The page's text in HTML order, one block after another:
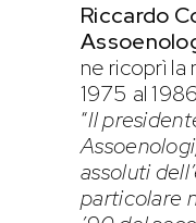
Riccardo
ne ricoprì la
1975 al
“Il
assoluti
particolare